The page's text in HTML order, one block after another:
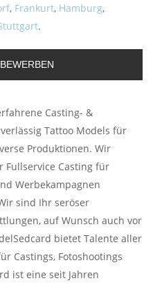
, Frankurt, Hamburg,
.
Casting- &
Tattoo Models für
Produktionen. Wir
Fullservice Casting für
Werbekampagnen
sind Ihr seröser
auf Wunsch auch vor
bietet Talente aller
Castings, Fotoshootings
ist eine seit Jahren